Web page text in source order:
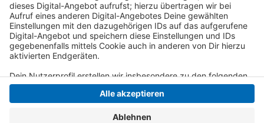
Anzeige